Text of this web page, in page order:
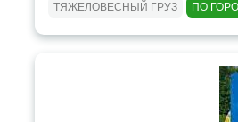
ТЯЖЕЛОВЕСНЫЙ ГРУЗ ПО